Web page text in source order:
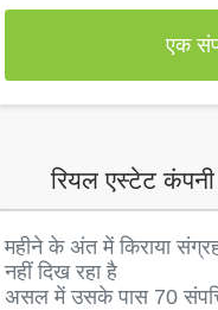
एक
रियल एस्टेट कंपनी
महीने के अंत में किराया
नहीं दिख रहा है
असल में उसके पास 70